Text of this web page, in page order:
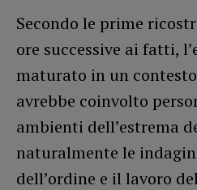
Secondo le prime
ore successive ai fatti,
maturato in un
avrebbe coinvolto
ambienti dell’estrema
naturalmente le
dell’ordine e il lavoro